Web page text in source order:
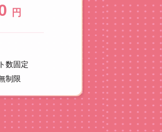
17,800 円
写真枚数無制限
楽曲自由
修正回数無制限
著作権申請可